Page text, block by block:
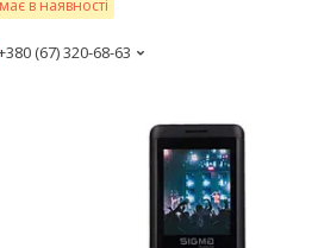
в наявності
(67) 320-68-63